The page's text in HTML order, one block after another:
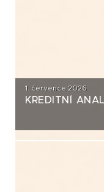
1. července 2026
KREDITNÍ